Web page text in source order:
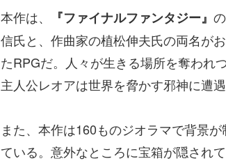
本作は、 『ファイナルファンタジー』
信氏と、作曲家の植松伸夫氏の両名が
たRPGだ。人々が生きる場所を奪われ
主人公レオアは世界を脅かす邪神に遭遇
また、本作は160ものジオラマで背景
ている。意外なところに宝箱が隠され